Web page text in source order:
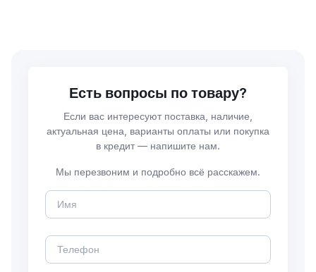
Есть вопросы по товару?
Если вас интересуют поставка, наличие,
актуальная цена, варианты оплаты или покупка
в кредит — напишите нам.
Мы перезвоним и подробно всё расскажем.